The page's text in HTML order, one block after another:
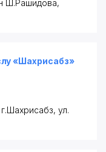
Ш.Рашидова,
«Шахрисабз»
ул.